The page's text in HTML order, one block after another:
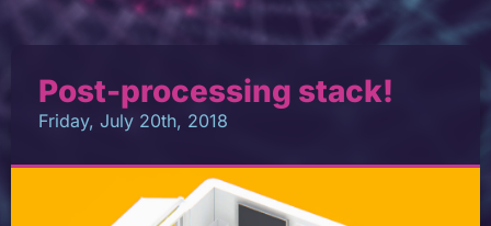
Post-processing stack!
Friday, July 20th, 2018